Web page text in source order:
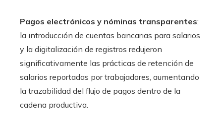
Pagos electrónicos y nóminas transparentes:
la introducción de cuentas bancarias para salarios
y la digitalización de registros redujeron
significativamente las prácticas de retención de
salarios reportadas por trabajadores, aumentando
la trazabilidad del flujo de pagos dentro de la
cadena productiva.